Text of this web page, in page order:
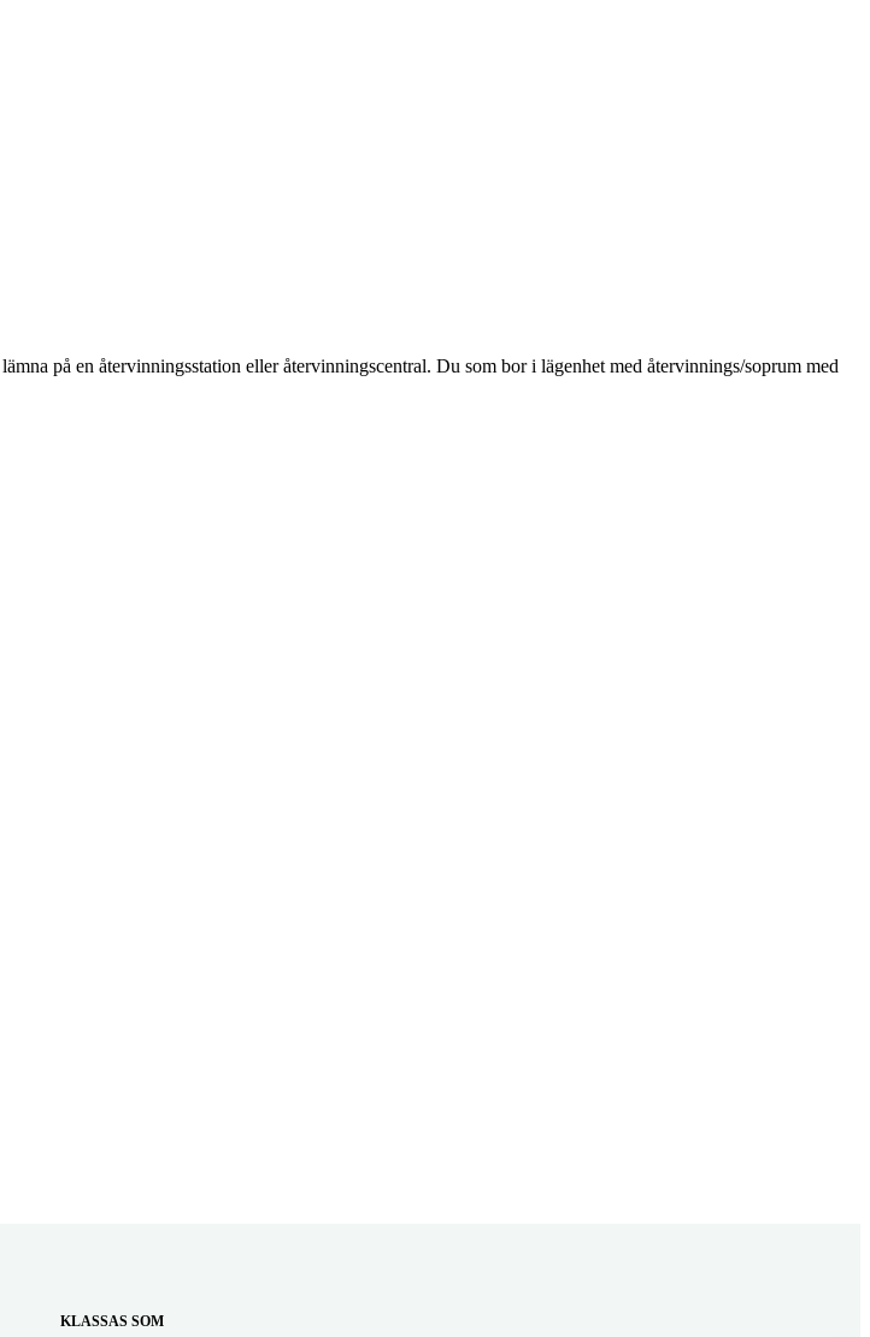
på en återvinningsstation eller återvinningscentral. Du som bor i lägenhet med återvinnings/soprum med
KLASSAS SOM